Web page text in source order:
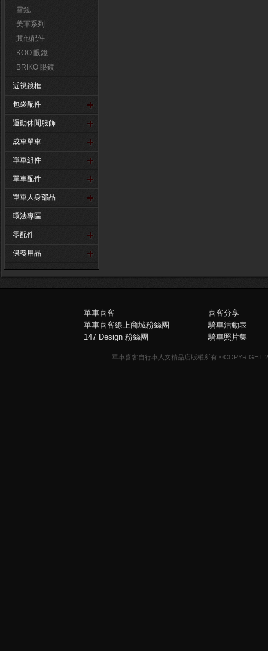
雪鏡
美軍系列
其他配件
KOO 眼鏡
BRIKO 眼鏡
近視鏡框
包袋配件
運動休閒服飾
成車單車
單車組件
單車配件
單車人身部品
環法專區
零配件
保養用品
單車喜客
單車喜客線上商城粉絲團
147 Design 粉絲團
喜客分享
騎車活動表
騎車照片集
單車喜客自行車人文精品店版權所有